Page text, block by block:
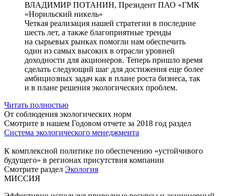
ВЛАДИМИР ПОТАНИН, Президент ПАО «ГМК
«Норильский никель»
Четкая реализация нашей стратегии в последние
шесть лет, а также благоприятные тренды
на сырьевых рынках помогли нам обеспечить
один из самых высоких в отрасли уровней
доходности для акционеров. Теперь пришло время
сделать следующий шаг для достижения еще более
амбициозных задач как в плане роста бизнеса, так
и в плане решения экологических проблем.
Читать полностью
От соблюдения экологических норм
Смотрите в нашем Годовом отчете за 2018 год раздел
Система экологического менеджмента
К комплексной политике по обеспечению «устойчивого
будущего» в регионах присутствия компании
Смотрите раздел Экология
МИССИЯ